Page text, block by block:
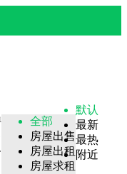
全部
房屋出售
房屋出租
房屋求租
默认
最新
最热
附近